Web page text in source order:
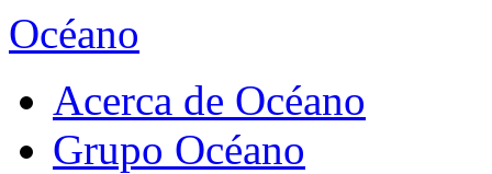
Océano
Acerca de Océano
Grupo Océano